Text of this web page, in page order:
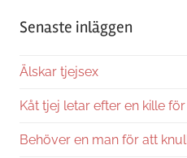
Senaste inläggen
Älskar tjejsex
Kåt tjej letar efter en kille
Behöver en man för att